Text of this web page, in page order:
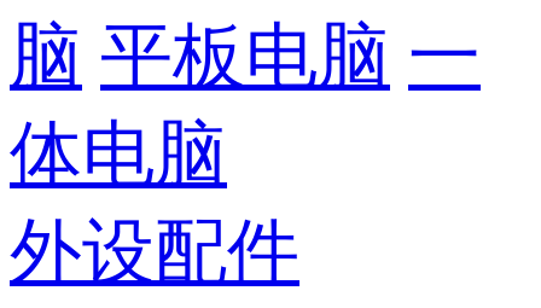
脑 平板电脑 一
体电脑
外设配件